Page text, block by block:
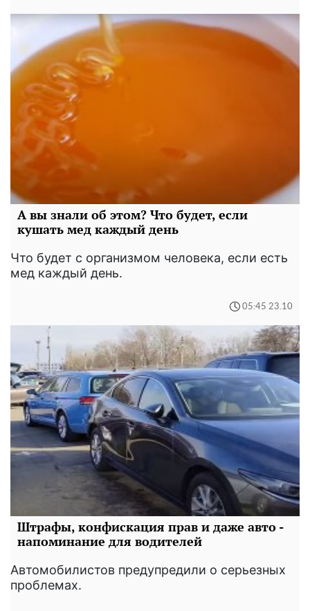
А вы знали об этом? Что будет, если
кушать мед каждый день
Что будет с организмом человека, если есть
мед каждый день.
05:45 23.10
Штрафы, конфискация прав и даже авто -
напоминание для водителей
Автомобилистов предупредили о серьезных
проблемах.